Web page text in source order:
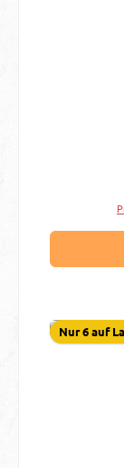
Nur 6 auf